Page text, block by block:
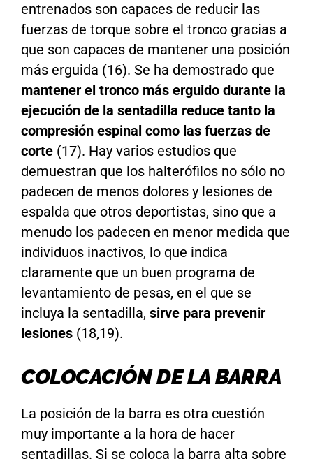
entrenados son capaces de reducir las
fuerzas de torque sobre el tronco gracias a
que son capaces de mantener una posición
más erguida (16). Se ha demostrado que
mantener el tronco más erguido durante la
ejecución de la sentadilla reduce tanto la
compresión espinal como las fuerzas de
corte(17). Hay varios estudios que
demuestran que los halterófilos no sólo no
padecen de menos dolores y lesiones de
espalda que otros deportistas, sino que a
menudo los padecen en menor medida que
individuos inactivos, lo que indica
claramente que un buen programa de
levantamiento de pesas, en el que se
incluya la sentadilla, sirve para prevenir
lesiones(18,19).
COLOCACIÓN DE LA BARRA
La posición de la barra es otra cuestión
muy importante a la hora de hacer
sentadillas. Si se coloca la barra alta sobre